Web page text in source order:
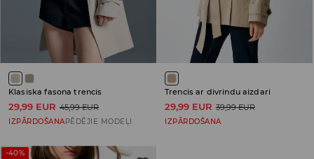
Klasiska fasona trencis
29,99 EUR 45,99 EUR
IZPĀRDOŠANAPĒDĒJIE MODEĻI
Trencis ar divrindu aizdari
29,99 EUR 39,99 EUR
IZPĀRDOŠANA
-40%